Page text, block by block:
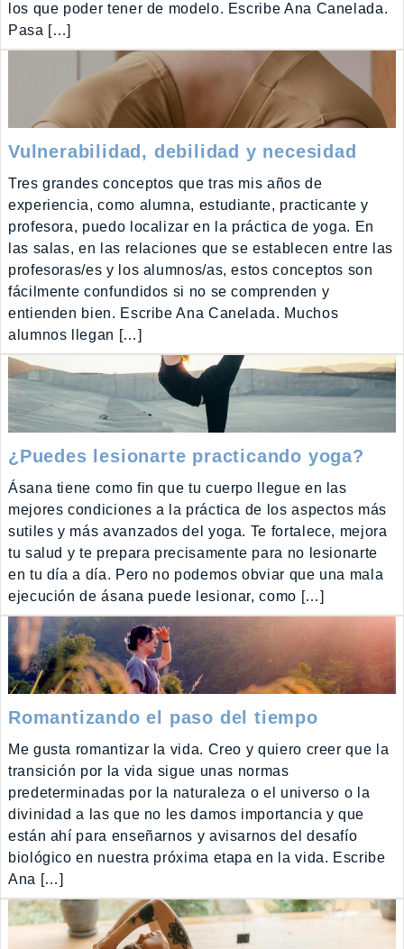
los que poder tener de modelo. Escribe Ana Canelada.
Pasa […]
Vulnerabilidad, debilidad y necesidad
Tres grandes conceptos que tras mis años de
experiencia, como alumna, estudiante, practicante y
profesora, puedo localizar en la práctica de yoga. En
las salas, en las relaciones que se establecen entre las
profesoras/es y los alumnos/as, estos conceptos son
fácilmente confundidos si no se comprenden y
entienden bien. Escribe Ana Canelada. Muchos
alumnos llegan […]
¿Puedes lesionarte practicando yoga?
Ásana tiene como fin que tu cuerpo llegue en las
mejores condiciones a la práctica de los aspectos más
sutiles y más avanzados del yoga. Te fortalece, mejora
tu salud y te prepara precisamente para no lesionarte
en tu día a día. Pero no podemos obviar que una mala
ejecución de ásana puede lesionar, como […]
Romantizando el paso del tiempo
Me gusta romantizar la vida. Creo y quiero creer que la
transición por la vida sigue unas normas
predeterminadas por la naturaleza o el universo o la
divinidad a las que no les damos importancia y que
están ahí para enseñarnos y avisarnos del desafío
biológico en nuestra próxima etapa en la vida. Escribe
Ana […]